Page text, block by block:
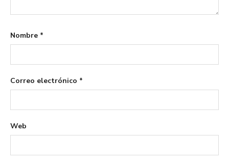
Nombre *
Correo electrónico *
Web